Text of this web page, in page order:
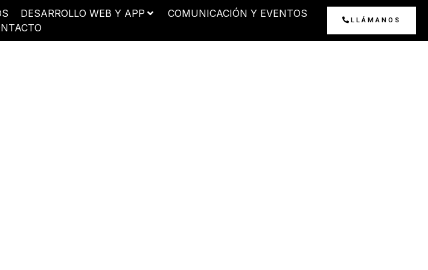
DESARROLLO WEB Y APP
COMUNICACIÓN Y EVENTOS
LLÁMANOS